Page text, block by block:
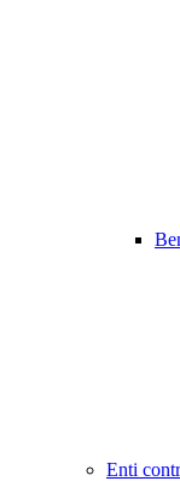
Enti